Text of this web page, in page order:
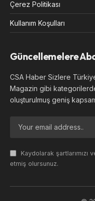
Çerez Politikası
Kullanım Koşulları
Güncellemelere
CSA Haber Sizlere
Magazin gibi
oluşturulmuş geniş
Kaydolarak şartlarımızı
etmiş olursunuz.